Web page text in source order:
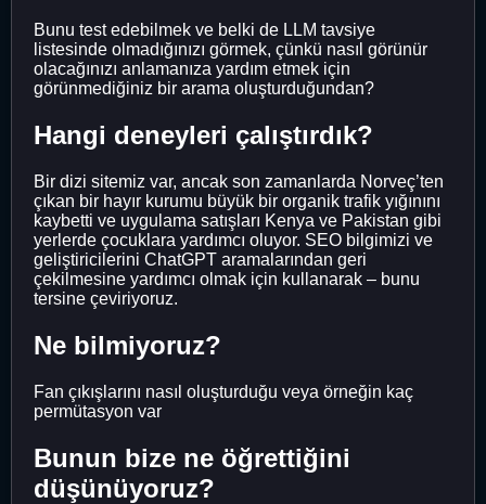
Bunu test edebilmek ve belki de LLM tavsiye
listesinde olmadığınızı görmek, çünkü nasıl görünür
olacağınızı anlamanıza yardım etmek için
görünmediğiniz bir arama oluşturduğundan?
Hangi deneyleri çalıştırdık?
Bir dizi sitemiz var, ancak son zamanlarda Norveç’ten
çıkan bir hayır kurumu büyük bir organik trafik yığınını
kaybetti ve uygulama satışları Kenya ve Pakistan gibi
yerlerde çocuklara yardımcı oluyor. SEO bilgimizi ve
geliştiricilerini ChatGPT aramalarından geri
çekilmesine yardımcı olmak için kullanarak – bunu
tersine çeviriyoruz.
Ne bilmiyoruz?
Fan çıkışlarını nasıl oluşturduğu veya örneğin kaç
permütasyon var
Bunun bize ne öğrettiğini
düşünüyoruz?